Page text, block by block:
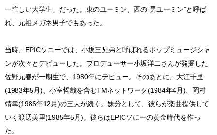
一忙しい大学生」だった。東のユーミン、西の”男ユーミン”と呼ば
れ、元祖メガネ男子でもあった。
当時、EPICソニーでは、小坂三兄弟と呼ばれるポップミュージシャ
ンが次々とデビューした。プロデューサー小坂洋二さんが発掘した
佐野元春が一期生で、1980年にデビュー。そのあとに、大江千里
(1983年5月)、小室哲哉を含むTMネットワーク(1984年4月)、岡村
靖幸(1986年12月)の三人が続く。妹分として、彼らが楽曲提供して
いく渡辺美里(1985年5月)。彼らはEPICソにーの黄金時代を作っ
た。